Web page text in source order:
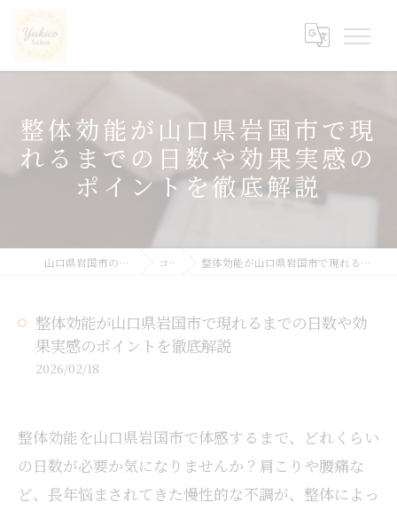
整体効能が山口県岩国市で現
れるまでの日数や効果実感の
ポイントを徹底解説
山口県岩国市の整体ならyukicoサロン コラム 整体効能が山口県岩国市で現れるまでの日数や効果実感のポイントを徹底解説
整体効能が山口県岩国市で現れるまでの日数や効
果実感のポイントを徹底解説
2026/02/18
整体効能を山口県岩国市で体感するまで、どれくらい
の日数が必要か気になりませんか？肩こりや腰痛な
ど、長年悩まされてきた慢性的な不調が、整体によっ